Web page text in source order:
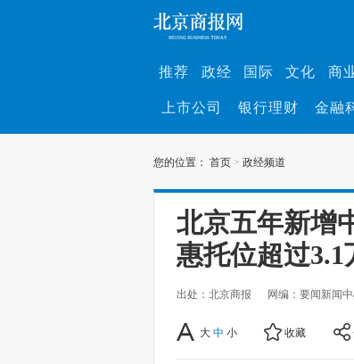
推荐 政经 国际 文化 商
上市公司 银行理财 金融
您的位置： 首页 > 政经频道
北京五年新增
惠托位超过3.1
出处：北京商报 网编：要闻新闻
大 中 小 收藏